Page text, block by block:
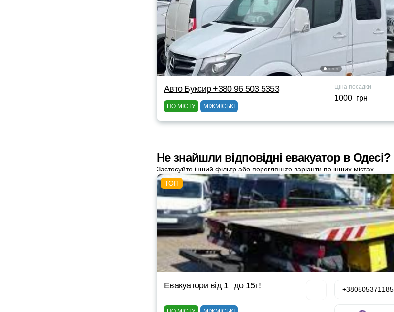
Авто Буксир +380 96 503 5353
ПО МІСТУ МІЖМІСЬКІ
Ціна посадки
1000 грн
Не знайшли відповідні евакуатор в Одесі?
Застосуйте інший фільтр або перегляньте варіанти по інших містах
Евакуатори від 1т до 15т! +380505371185